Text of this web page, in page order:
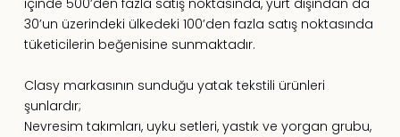
içinde 500’den fazla satış noktasında, yurt dışından da
30’un üzerindeki ülkedeki 100’den fazla satış noktasında
tüketicilerin beğenisine sunmaktadır.
Clasy markasının sunduğu yatak tekstili ürünleri
şunlardır;
Nevresim takımları, uyku setleri, yastık ve yorgan grubu,